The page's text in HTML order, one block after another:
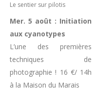
Le sentier sur pilotis
Mer. 5 août : Initiation
aux cyanotypes
L’une des premières
techniques de
photographie ! 16 €/ 14h
à la Maison du Marais